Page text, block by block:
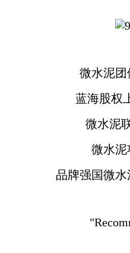
微水泥团
蓝海股权上
微水泥联
微水泥
品牌强国微水